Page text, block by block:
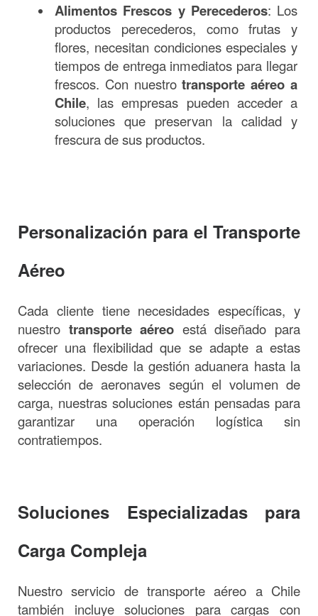
Alimentos Frescos y Perecederos: Los
productos perecederos, como frutas y
flores, necesitan condiciones especiales y
tiempos de entrega inmediatos para llegar
frescos. Con nuestrotransporte aéreo a
Chile, las empresas pueden acceder a
soluciones que preservan la calidad y
frescura de sus productos.
Personalización para el Transporte
Aéreo
Cada cliente tiene necesidades específicas, y
nuestro transporte aéreo está diseñado para
ofrecer una flexibilidad que se adapte a estas
variaciones. Desde la gestión aduanera hasta la
selección de aeronaves según el volumen de
carga, nuestras soluciones están pensadas para
garantizar una operación logística sin
contratiempos.
Soluciones Especializadas para
Carga Compleja
Nuestro servicio de transporte aéreo a Chile
también incluye soluciones para cargas con